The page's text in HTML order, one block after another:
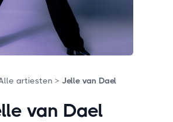
artiesten > Jelle van Dael
van Dael